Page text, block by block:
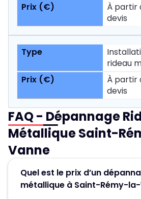
À partir
devis
rideau
À partir
devis
FAQ - Dépannage
Métallique Saint-
Vanne
Quel est le prix d’un
métallique à Saint-Rémy-la-